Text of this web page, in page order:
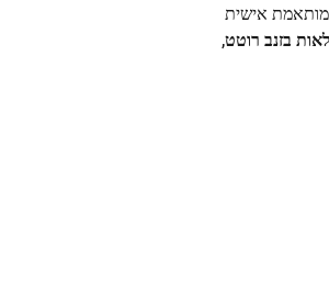
מותאמת אישית
בזנב רוטט,